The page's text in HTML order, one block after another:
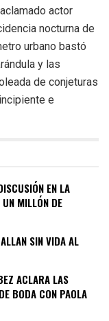
actor
nocturna de
urbano bastó
y las
de conjeturas
e
EN LA
MILLÓN DE
SIN VIDA AL
ACLARA LAS
BODA CON PAOLA